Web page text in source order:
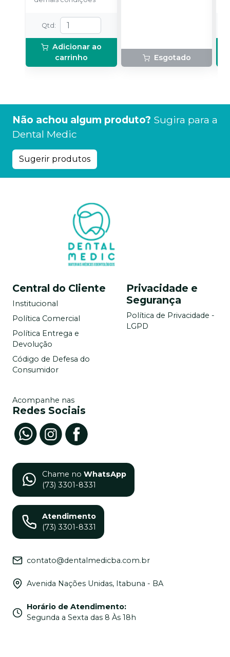
Qtd :
Adicionar ao
carrinho
Esgotado
Não achou algum produto? Sugira para a
Dental Medic
Sugerir produtos
Central do Cliente
Institucional
Política Comercial
Política Entrega e
Devolução
Código de Defesa do
Consumidor
Privacidade e
Segurança
Política de Privacidade -
LGPD
Acompanhe nas
Redes Sociais
Chame no WhatsApp
(73) 3301-8331
Atendimento
(73) 3301-8331
contato@dentalmedicba.com.br
Avenida Nações Unidas, Itabuna - BA
Horário de Atendimento:
Segunda a Sexta das 8 Às 18h